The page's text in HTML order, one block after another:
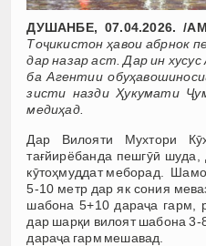
ДУШАНБЕ, 07.04.2026. /
Тоҷикистон ҳавои абрнок
дар назар аст. Дар ин
ба Агентии
зисти назди Ҳукумати
медиҳад.
Дар Вилояти Мухтори
тағйирёбанда пешгӯӣ
кӯтоҳмуддат меборад.
5-10 метр дар як сония
шабона 5+10 дараҷа гарм,
дар шарқи вилоят шабона 3-
дараҷа гарм мешавад.